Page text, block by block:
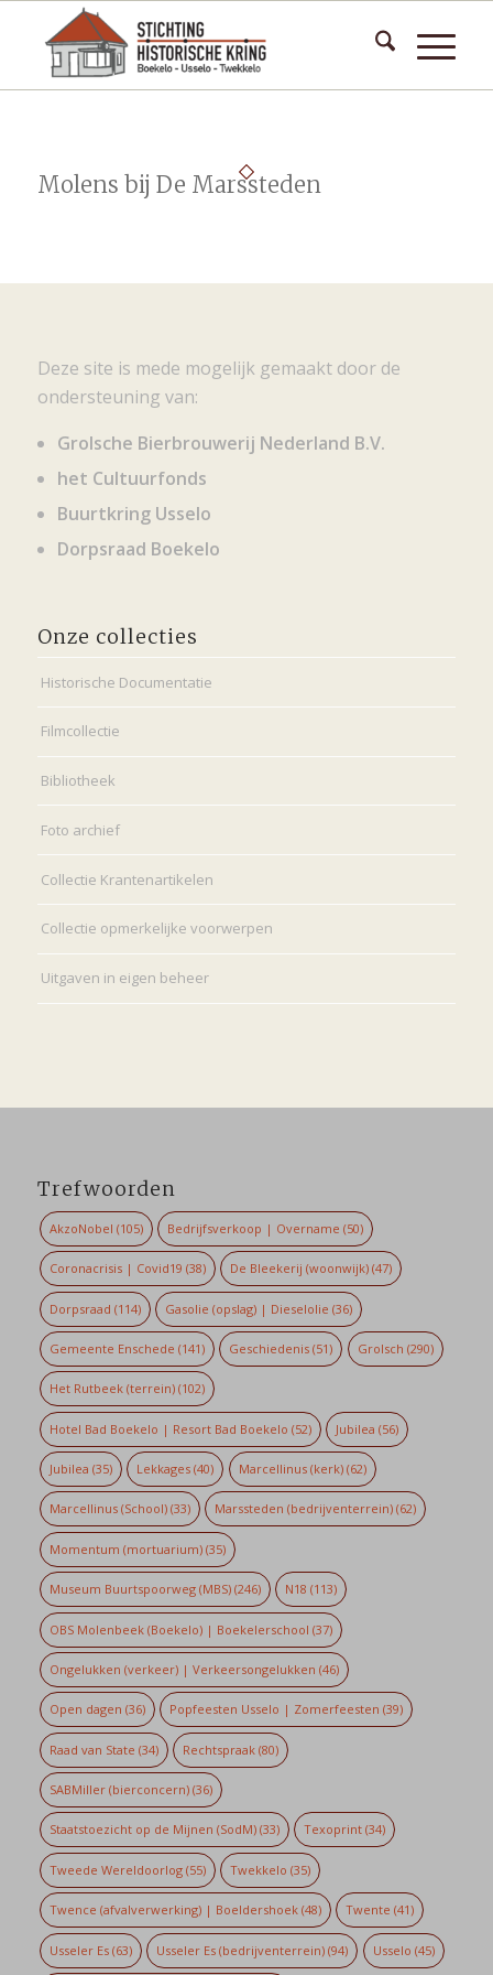
Molens bij De Marssteden
Deze site is mede mogelijk gemaakt door de
ondersteuning van:
Grolsche Bierbrouwerij Nederland B.V.
het Cultuurfonds
Buurtkring Usselo
Dorpsraad Boekelo
Onze collecties
Historische Documentatie
Filmcollectie
Bibliotheek
Foto archief
Collectie Krantenartikelen
Collectie opmerkelijke voorwerpen
Uitgaven in eigen beheer
Trefwoorden
AkzoNobel (105) Bedrijfsverkoop | Overname (50)
Coronacrisis | Covid19 (38) De Bleekerij (woonwijk) (47)
Dorpsraad (114) Gasolie (opslag) | Dieselolie (36)
Gemeente Enschede (141) Geschiedenis (51) Grolsch (290)
Het Rutbeek (terrein)(102)
Hotel Bad Boekelo | Resort Bad Boekelo (52) Jubilea (56)
Jubilea (35) Lekkages (40) Marcellinus (kerk)(62)
Marcellinus (School)(33) Marssteden (bedrijventerrein) (62)
Momentum (mortuarium)(35)
Museum Buurtspoorweg (MBS)(246) N18 (113)
OBS Molenbeek (Boekelo) | Boekelerschool (37)
Ongelukken (verkeer) | Verkeersongelukken (46)
Open dagen (36) Popfeesten Usselo | Zomerfeesten (39)
Raad van State (34) Rechtspraak (80)
SABMiller (bierconcern)(36)
Staatstoezicht op de Mijnen (SodM)(33) Texoprint (34)
Tweede Wereldoorlog(55) Twekkelo (35)
Twence (afvalverwerking) | Boeldershoek(48) Twente (41)
Usseler Es(63) Usseler Es (bedrijventerrein) (94) Usselo (45)